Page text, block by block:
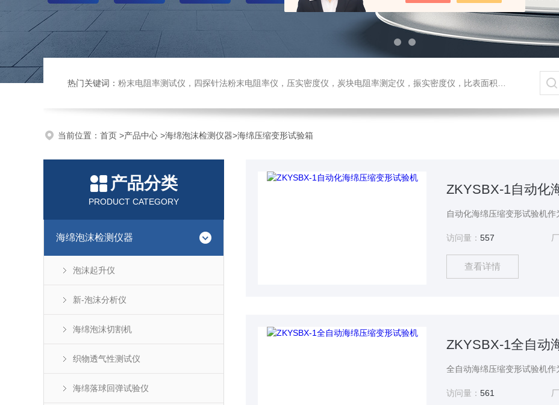
热门关键词： 粉末电阻率测试仪，四探针法粉末电阻率仪，压实密度仪，炭块电阻率测定仪，振实密度仪，比表面积测试仪，真密度仪，炭块热膨胀仪，炭块透气率仪，炭块二氧化碳反应测定仪
当前位置： 首页 >产品中心 >海绵泡沫检测仪器>海绵压缩变形试验箱
产品分类
PRODUCT CATEGORY
海绵泡沫检测仪器
泡沫起升仪
新-泡沫分析仪
海绵泡沫切割机
织物透气性测试仪
海绵落球回弹试验仪
ZKYSBX-1自动化
访问量：557
查看详情
ZKYSBX-1全自动
访问量：561